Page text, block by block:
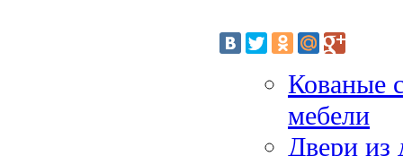
Кованые
мебели
Двери из